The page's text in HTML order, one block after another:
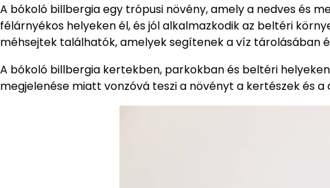
A bókoló billbergia egy trópusi növény, amely a nedves és
félárnyékos helyeken él, és jól alkalmazkodik az beltéri
méhsejtek találhatók, amelyek segítenek a víz tárolásában
A bókoló billbergia kertekben, parkokban és beltéri
megjelenése miatt vonzóvá teszi a növényt a kertészek és